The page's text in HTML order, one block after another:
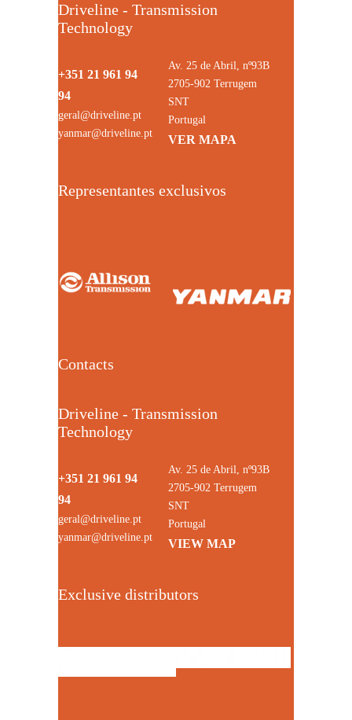
Driveline - Transmission
Technology
+351 21 961 94
94
geral@driveline.pt
yanmar@driveline.pt
Av. 25 de Abril, nº93B
2705-902 Terrugem
SNT
Portugal
VER MAPA
Representantes exclusivos
Contacts
Driveline - Transmission
Technology
+351 21 961 94
94
geral@driveline.pt
yanmar@driveline.pt
Av. 25 de Abril, nº93B
2705-902 Terrugem
SNT
Portugal
VIEW MAP
Exclusive distributors